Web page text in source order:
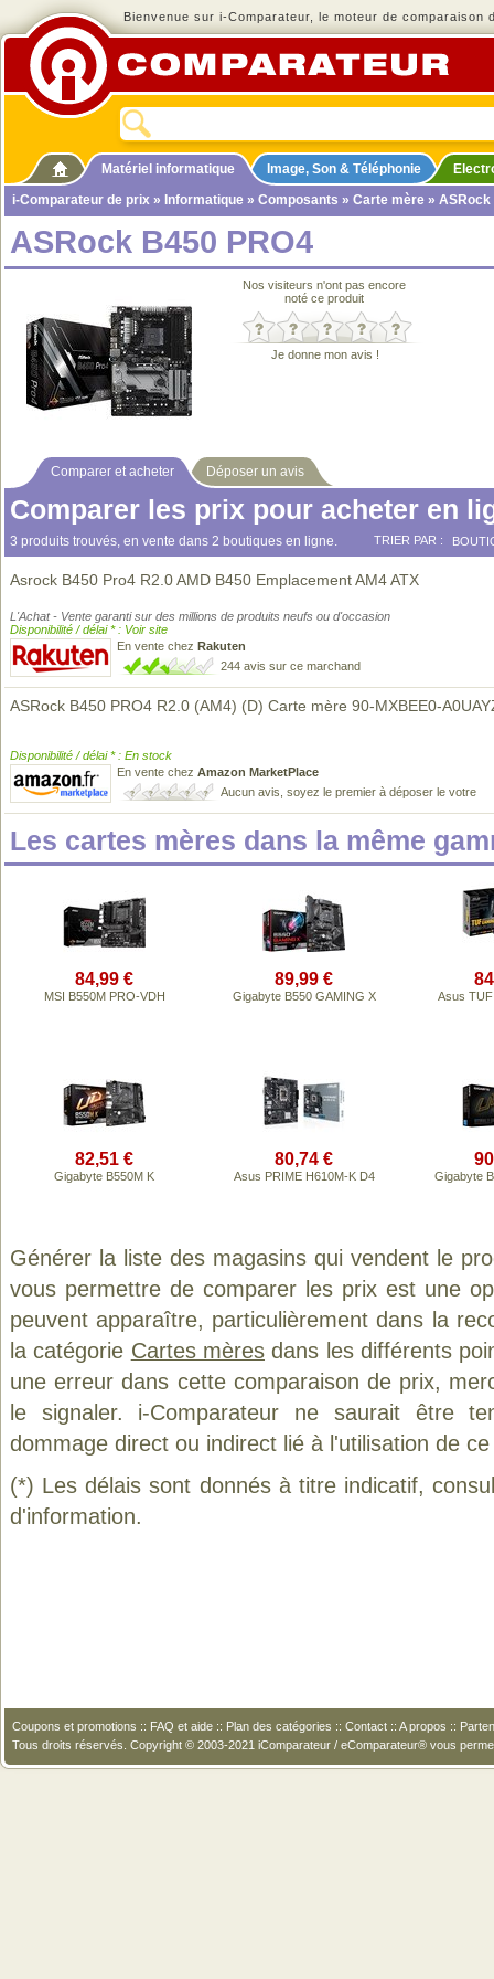
Bienvenue sur i-Comparateur, le moteur de comparaison
Matériel informatique Image, Son & Téléphonie
i-Comparateur de prix » Informatique » Composants » Carte mère » ASRock
ASRock B450 PRO4
Nos visiteurs n'ont pas encore
noté ce produit
Je donne mon avis !
Comparer et acheter Déposer un avis
Comparer les prix pour acheter en
3 produits trouvés, en vente dans 2 boutiques en ligne. TRIER PAR :
Asrock B450 Pro4 R2.0 AMD B450 Emplacement AM4 ATX
L'Achat - Vente garanti sur des millions de produits neufs ou d'occasion
Disponibilité / délai * : Voir site
En vente chez Rakuten
244 avis sur ce marchand
ASRock B450 PRO4 R2.0 (AM4) (D) Carte mère 90-MXBEE0-
Disponibilité / délai * : En stock
En vente chez Amazon MarketPlace
Aucun avis, soyez le premier à déposer le votre
Les cartes mères dans la même
84,99 €
MSI B550M PRO-VDH
89,99 €
Gigabyte B550 GAMING X Asus
82,51 €
Gigabyte B550M K
80,74 €
Asus PRIME H610M-K D4 Gigabyte
Générer la liste des magasins qui vendent le
vous permettre de comparer les prix est une
peuvent apparaître, particulièrement dans la
la catégorie Cartes mères dans les différents
une erreur dans cette comparaison de prix,
le signaler. i-Comparateur ne saurait être
dommage direct ou indirect lié à l'utilisation de
(*) Les délais sont donnés à titre indicatif,
d'information.
Coupons et promotions :: FAQ et aide :: Plan des catégories :: Contact :: A propos ::
Tous droits réservés. Copyright © 2003-2021 iComparateur / eComparateur® vous